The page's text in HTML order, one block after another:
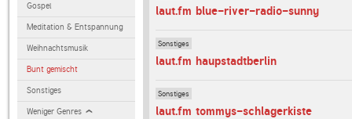
Gospel
Meditation & Entspannung
Weihnachtsmusik
Bunt gemischt
Sonstiges
Weniger Genres
laut.fm blue-river-radio-sunny
Sonstiges
laut.fm haupstadtberlin
Sonstiges
laut.fm tommys-schlagerkiste